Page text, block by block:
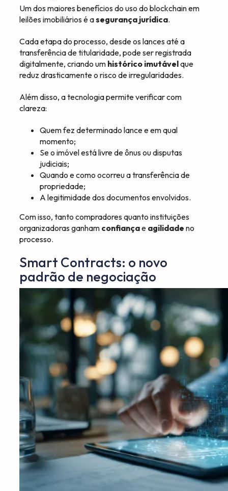
Um dos maiores benefícios do uso do blockchain em
leilões imobiliários é asegurança jurídica.
Cada etapa do processo, desde os lances até a
transferência de titularidade, pode ser registrada
digitalmente, criando um histórico imutávelque
reduz drasticamente o risco de irregularidades.
Além disso, a tecnologia permite verificar com
clareza:
Quem fez determinado lance e em qual
momento;
Se o imóvel está livre de ônus ou disputas
judiciais;
Quando e como ocorreu a transferência de
propriedade;
A legitimidade dos documentos envolvidos.
Com isso, tanto compradores quanto instituições
organizadoras ganham confiançae agilidade no
processo.
Smart Contracts: o novo
padrão de negociação